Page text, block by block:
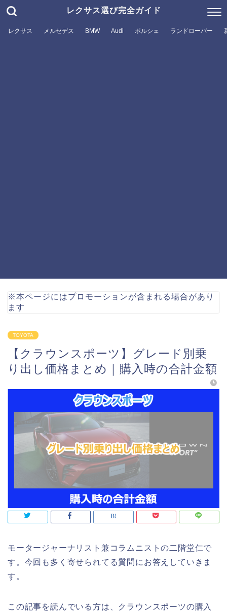
レクサス選び完全ガイド
レクサス メルセデス BMW Audi ポルシェ ランドローバー
※本ページにはプロモーションが含まれる場合があり
ます
TOYOTA
【クラウンスポーツ】グレード別乗
り出し価格まとめ｜購入時の合計金額
モータージャーナリスト兼コラムニストの二階堂仁で
す。今回も多く寄せられてる質問にお答えしていきま
す。
この記事を読んでいる方は、クラウンスポーツの購入